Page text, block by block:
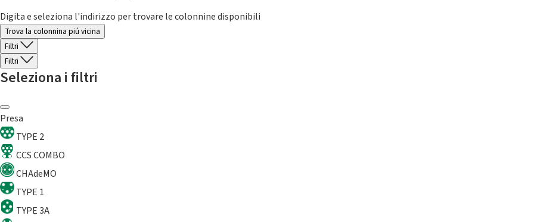
Digita e seleziona l'indirizzo per trovare le colonnine disponibili
Trova la colonnina piú vicina
Filtri
Filtri
Seleziona i filtri
Presa
TYPE 2
CCS COMBO
CHAdeMO
TYPE 1
TYPE 3A